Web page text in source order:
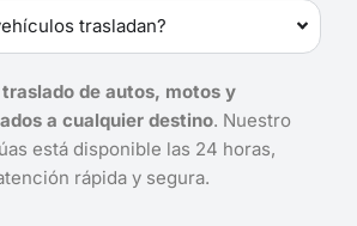
trasladan?
traslado de autos, motos y
a cualquier destino. Nuestro
está disponible las 24 horas,
rápida y segura.